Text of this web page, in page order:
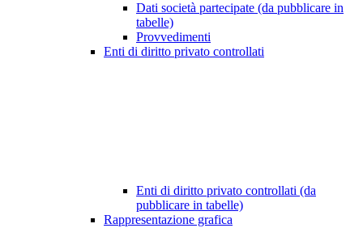
Dati società partecipate (da pubblicare in
tabelle)
Provvedimenti
Enti di diritto privato controllati
Enti di diritto privato controllati (da
pubblicare in tabelle)
Rappresentazione grafica